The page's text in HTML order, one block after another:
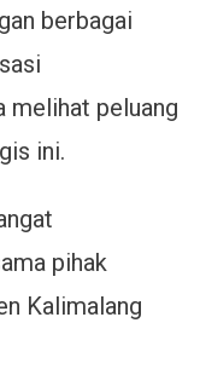
berbagai
melihat peluang
ini.
pihak
Kalimalang